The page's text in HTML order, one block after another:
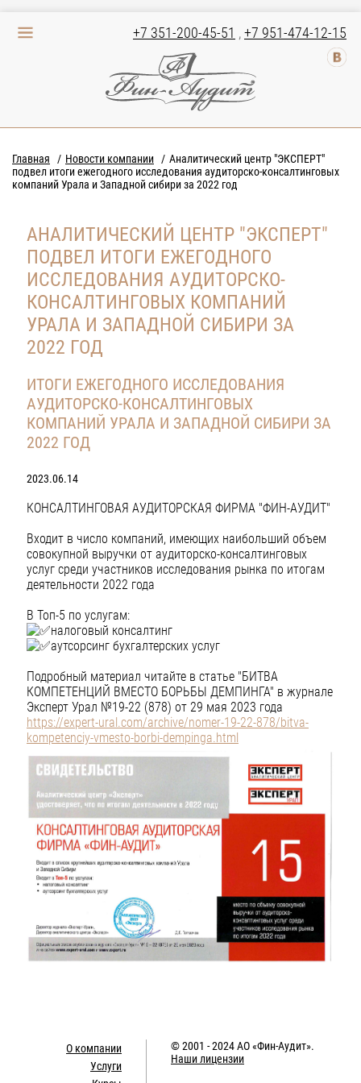
+7 351-200-45-51 ,+7 951-474-12-15
Главная Новости компании
Аналитический центр "ЭКСПЕРТ"
подвел итоги ежегодного исследования аудиторско-консалтинговых
компаний Урала и Западной сибири за 2022 год
АНАЛИТИЧЕСКИЙ ЦЕНТР "ЭКСПЕРТ"
ПОДВЕЛ ИТОГИ ЕЖЕГОДНОГО
ИССЛЕДОВАНИЯ АУДИТОРСКО-
КОНСАЛТИНГОВЫХ КОМПАНИЙ
УРАЛА И ЗАПАДНОЙ СИБИРИ ЗА
2022 ГОД
ИТОГИ ЕЖЕГОДНОГО ИССЛЕДОВАНИЯ
АУДИТОРСКО-КОНСАЛТИНГОВЫХ
КОМПАНИЙ УРАЛА И ЗАПАДНОЙ СИБИРИ ЗА
2022 ГОД
2023.06.14
КОНСАЛТИНГОВАЯ АУДИТОРСКАЯ ФИРМА "ФИН-АУДИТ"
Входит в число компаний, имеющих наибольший объем
совокупной выручки от аудиторско-консалтинговых
услуг среди участников исследования рынка по итогам
деятельности 2022 года
В Топ-5 по услугам:
налоговый консалтинг
аутсорсинг бухгалтерских услуг
Подробный материал читайте в статье "БИТВА
КОМПЕТЕНЦИЙ ВМЕСТО БОРЬБЫ ДЕМПИНГА" в журнале
Эксперт Урал №19-22 (878) от 29 мая 2023 года
https://expert-ural.com/archive/nomer-19-22-878/bitva-
kompetenciy-vmesto-borbi-dempinga.html
О компании
Услуги
© 2001 - 2024АО «Фин-Аудит».
Наши лицензии